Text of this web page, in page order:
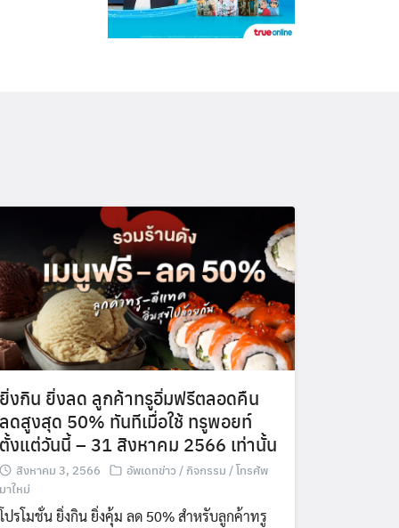
ยิ่งกิน ยิ่งลด ลูกค้าทรูอิ่มฟรีตลอดคืน
ลดสูงสุด 50% ทันทีเมื่อใช้ ทรูพอยท์
ตั้งแต่วันนี้ – 31 สิงหาคม 2566 เท่านั้น
สิงหาคม 3, 2566
อัพเดทข่าว / กิจกรรม / โทรศัพ
มาใหม่
โปรโมชั่น ยิ่งกิน ยิ่งคุ้ม ลด 50% สำหรับลูกค้าทรู